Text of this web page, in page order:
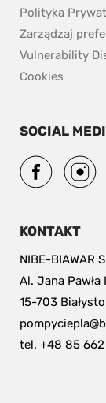
Polityka
Zarządzaj
Vulnerability
Cookies
SOCIAL
KONTAKT
NIBE-BIAWAR
Al. Jana Pawła
15-703
tel. +48 85